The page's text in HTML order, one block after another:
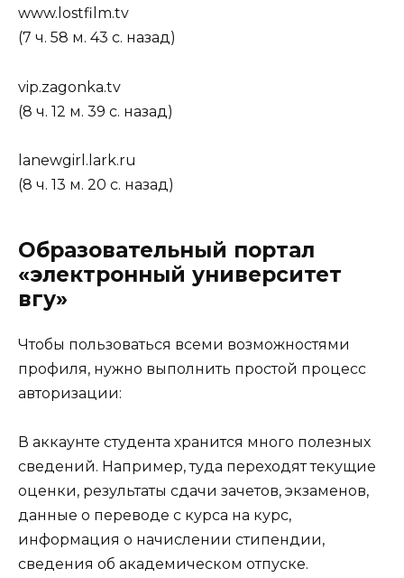
www.lostfilm.tv
(7 ч. 58 м. 43 с. назад)
vip.zagonka.tv
(8 ч. 12 м. 39 с. назад)
lanewgirl.lark.ru
(8 ч. 13 м. 20 с. назад)
Образовательный портал
«электронный университет
вгу»
Чтобы пользоваться всеми возможностями
профиля, нужно выполнить простой процесс
авторизации:
В аккаунте студента хранится много полезных
сведений. Например, туда переходят текущие
оценки, результаты сдачи зачетов, экзаменов,
данные о переводе с курса на курс,
информация о начислении стипендии,
сведения об академическом отпуске.